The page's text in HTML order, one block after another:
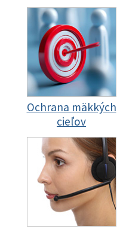
Ochrana mäkkých
cieľov